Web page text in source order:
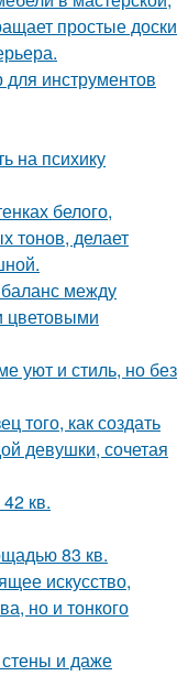
простые доски
инструментов
на психику
белого,
тонов, делает
между
цветовыми
уют и стиль, но без
того, как создать
девушки, сочетая
кв.
83 кв.
искусство,
но и тонкого
и даже